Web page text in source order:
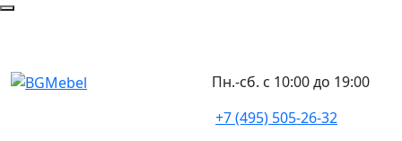
Пн.-сб. с 10:00 до 19:00
+7 (495) 505-26-32